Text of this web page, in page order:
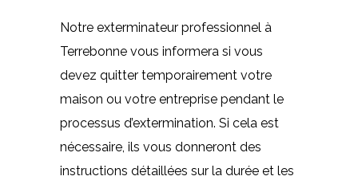
Notre exterminateur professionnel à
Terrebonne vous informera si vous
devez quitter temporairement votre
maison ou votre entreprise pendant le
processus d’extermination. Si cela est
nécessaire, ils vous donneront des
instructions détaillées sur la durée et les